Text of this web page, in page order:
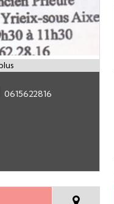
0615622816